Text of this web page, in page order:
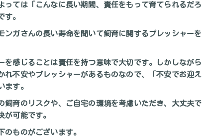
っては「こんなに長い期間、責任をもって育てられるだろ
す。
ガさんの長い寿命を聞いて飼育に関するプレッシャーを
感じることは責任を持つ意味で大切です。しかしながら
不安やプレッシャーがあるものなので、「不安でお迎え
ます。
飼育のリスクや、ご自宅の環境を考慮いただき、大丈夫で
が可能です。
ものがございます。